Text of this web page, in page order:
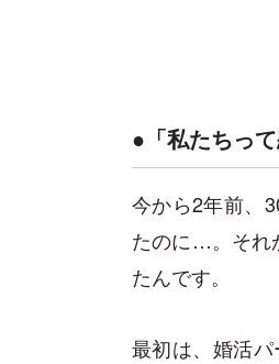
●「私たちっ
今から2年前、
たのに…。それ
たんです。
最初は、婚活